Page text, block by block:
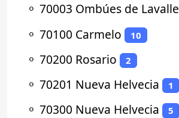
⚬ 70003 Ombúes de Lavalle
⚬ 70100 Carmelo 10
⚬ 70200 Rosario 2
⚬ 70201 Nueva Helvecia 1
⚬ 70300 Nueva Helvecia 5